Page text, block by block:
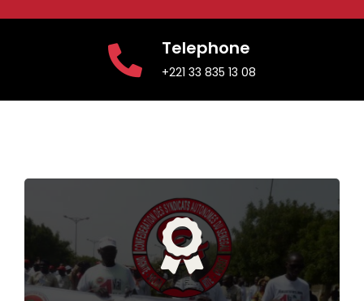
Telephone
+221 33 835 13 08